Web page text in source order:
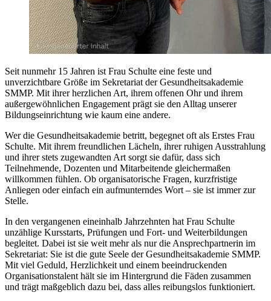
Seit nunmehr 15 Jahren ist Frau Schulte eine feste und
unverzichtbare Größe im Sekretariat der Gesundheitsakademie
SMMP. Mit ihrer herzlichen Art, ihrem offenen Ohr und ihrem
außergewöhnlichen Engagement prägt sie den Alltag unserer
Bildungseinrichtung wie kaum eine andere.
Wer die Gesundheitsakademie betritt, begegnet oft als Erstes Frau
Schulte. Mit ihrem freundlichen Lächeln, ihrer ruhigen Ausstrahlung
und ihrer stets zugewandten Art sorgt sie dafür, dass sich
Teilnehmende, Dozenten und Mitarbeitende gleichermaßen
willkommen fühlen. Ob organisatorische Fragen, kurzfristige
Anliegen oder einfach ein aufmunterndes Wort – sie ist immer zur
Stelle.
In den vergangenen eineinhalb Jahrzehnten hat Frau Schulte
unzählige Kursstarts, Prüfungen und Fort- und Weiterbildungen
begleitet. Dabei ist sie weit mehr als nur die Ansprechpartnerin im
Sekretariat: Sie ist die gute Seele der Gesundheitsakademie SMMP.
Mit viel Geduld, Herzlichkeit und einem beeindruckenden
Organisationstalent hält sie im Hintergrund die Fäden zusammen
und trägt maßgeblich dazu bei, dass alles reibungslos funktioniert.